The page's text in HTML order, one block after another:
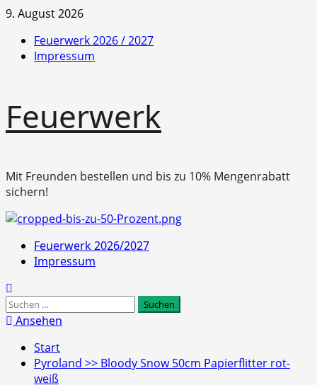
Zum
springen
9. August 2026
Feuerwerk 2026 / 2027
Impressum
Feuerwerk
Mit Freunden bestellen und bis zu 10% Mengenrabatt
sichern!
Primäres
Menü
Feuerwerk 2026/2027
Impressum
Suchen
nach:
Ansehen
Start
Pyroland >> Bloody Snow 50cm Papierflitter rot-
weiß